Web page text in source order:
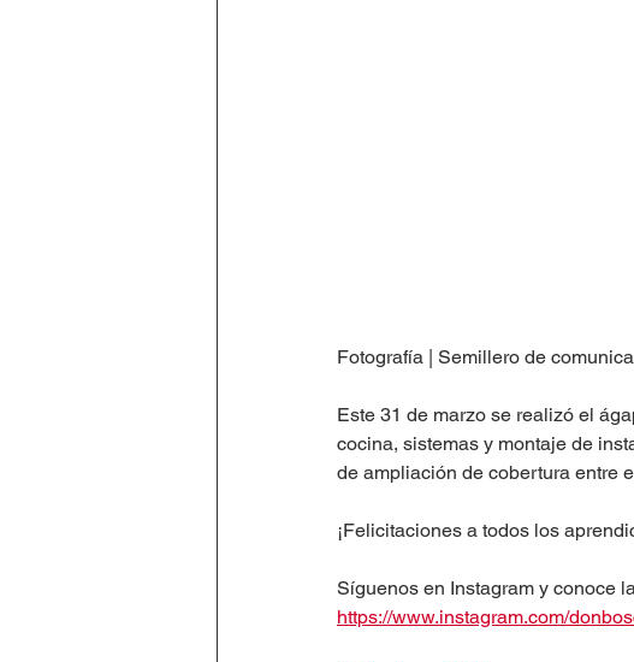
Fotografía | Semillero de
Este 31 de marzo se realizó el
cocina, sistemas y montaje de
de ampliación de cobertura entre
¡Felicitaciones a todos los
Síguenos en Instagram y conoce
https://www.instagram.com/